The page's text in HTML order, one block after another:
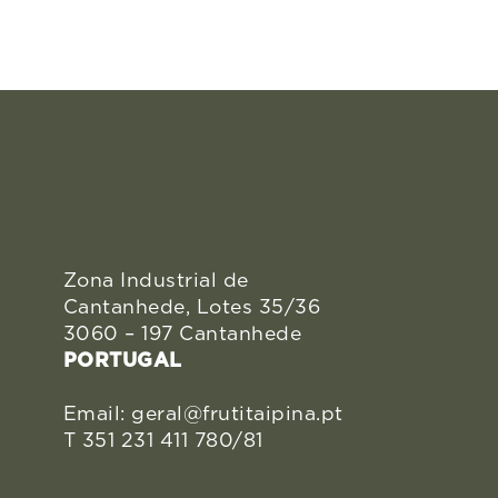
Zona Industrial de
Cantanhede, Lotes 35/36
3060 – 197 Cantanhede
PORTUGAL
Email: geral@frutitaipina.pt
T 351 231 411 780/81